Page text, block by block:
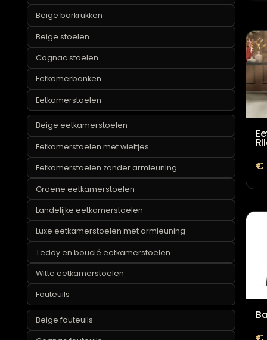
Barkrukken met rugleuning
Beige barkrukken
Beige stoelen
Cognac stoelen
Eetkamerbanken
Eetkamerstoelen
Beige eetkamerstoelen
Eetkamerstoelen met wieltjes
Eetkamerstoelen zonder armleuning
Groene eetkamerstoelen
Landelijke eetkamerstoelen
Luxe eetkamerstoelen met armleuning
Teddy en bouclé eetkamerstoelen
Witte eetkamerstoelen